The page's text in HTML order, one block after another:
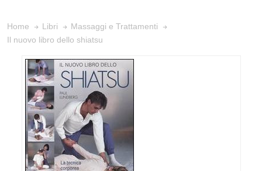
Home Libri
Massaggi e Trattamenti
Il nuovo libro dello shiatsu